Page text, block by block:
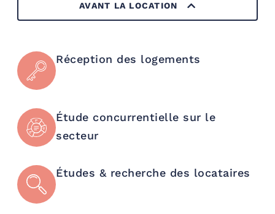
AVANT LA LOCATION
Réception des logements
Étude concurrentielle sur le
secteur
Études & recherche des locataires